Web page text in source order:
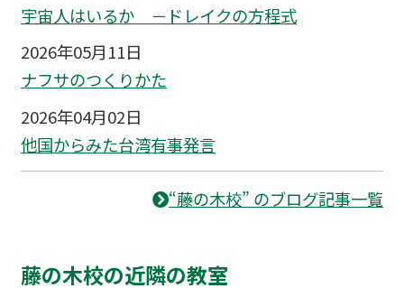
宇宙人はいるか －ドレイクの方程式
2026年05月11日
ナフサのつくりかた
2026年04月02日
他国からみた台湾有事発言
“藤の木校” のブログ記事一覧
藤の木校の近隣の教室